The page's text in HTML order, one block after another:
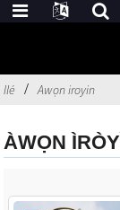
Ilé Awọn iroyin
ÀWỌN